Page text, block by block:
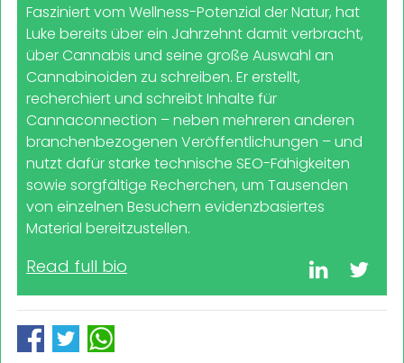
Fasziniert vom Wellness-Potenzial der Natur, hat
Luke bereits über ein Jahrzehnt damit verbracht,
über Cannabis und seine große Auswahl an
Cannabinoiden zu schreiben. Er erstellt,
recherchiert und schreibt Inhalte für
Cannaconnection – neben mehreren anderen
branchenbezogenen Veröffentlichungen – und
nutzt dafür starke technische SEO-Fähigkeiten
sowie sorgfältige Recherchen, um Tausenden
von einzelnen Besuchern evidenzbasiertes
Material bereitzustellen.
Read full bio